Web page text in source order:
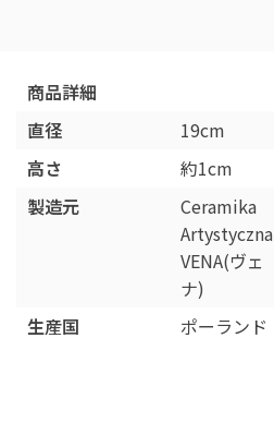
商品詳細
直径
19cm
高さ
約1cm
製造元
Ceramika
Artystyczna
VENA(ヴェ
ナ)
生産国
ポーランド